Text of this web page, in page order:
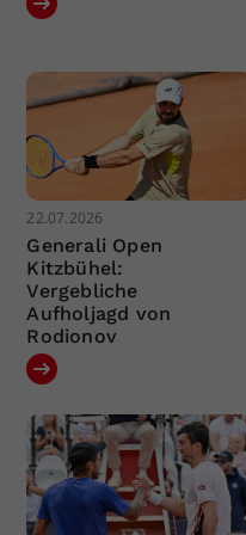
22.07.2026
Generali Open
Kitzbühel:
Vergebliche
Aufholjagd von
Rodionov